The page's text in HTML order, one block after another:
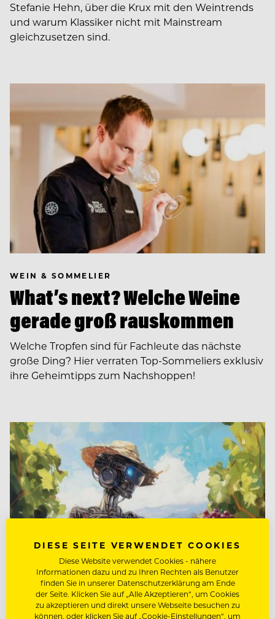
Stefanie Hehn, über die Krux mit den Weintrends
und warum Klassiker nicht mit Mainstream
gleichzusetzen sind.
WEIN & SOMMELIER
What’s next? Welche Weine
gerade groß rauskommen
Welche Tropfen sind für Fachleute das nächste
große Ding? Hier verraten Top-Sommeliers exklusiv
ihre Geheimtipps zum Nachshoppen!
WEIN & SOMMELIER
DIESE SEITE VERWENDET COOKIES
Diese Website verwendet Cookies - nähere
Informationen dazu und zu Ihren Rechten als Benutzer
finden Sie in unserer Datenschutzerklärung am Ende
der Seite. Klicken Sie auf „Alle Akzeptieren“, um Cookies
zu akzeptieren und direkt unsere Webseite besuchen zu
können, oder klicken Sie auf „Cookie-Einstellungen“, um